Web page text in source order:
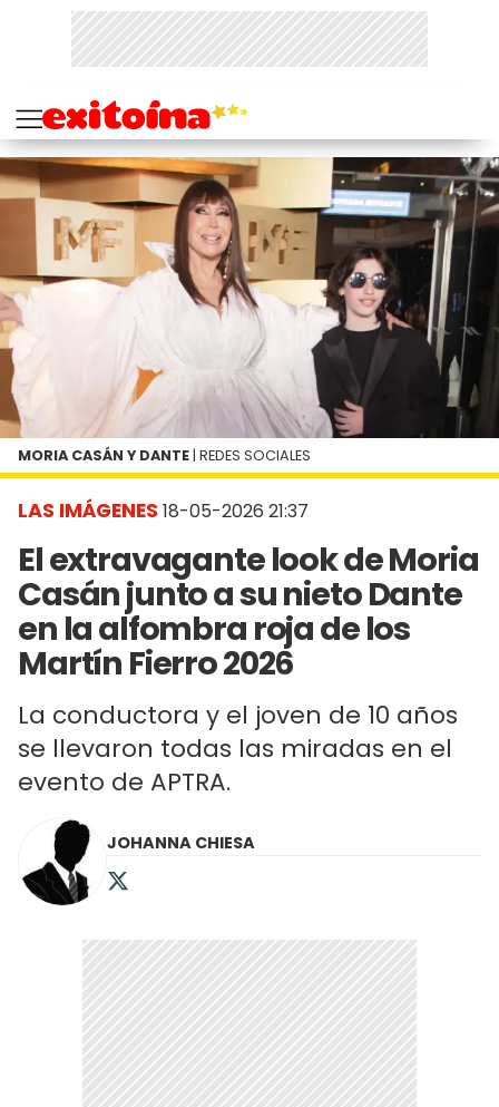
LAS IMÁGENES 18-05-2026 21:37
El extravagante look de Moria
Casán junto a su nieto Dante
en la alfombra roja de los
Martín Fierro 2026
La conductora y el joven de 10 años
se llevaron todas las miradas en el
evento de APTRA.
MORIA CASÁN Y DANTE | REDES SOCIALES
JOHANNA CHIESA